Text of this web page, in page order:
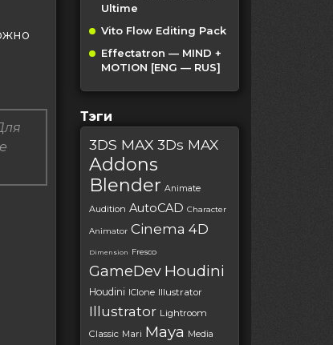
Ultime
Vito Flow Editing Pack
Effectatron — MIND +
MOTION [ENG — RUS]
Тэги
3DS MAX 3Ds MAX
Addons
Blender Animate
Audition AutoCAD Character
Animator Cinema 4D
Dimension Fresco
GameDev Houdini
Houdini IClone Illustrator
Illustrator Lightroom
Classic Mari Maya
Media